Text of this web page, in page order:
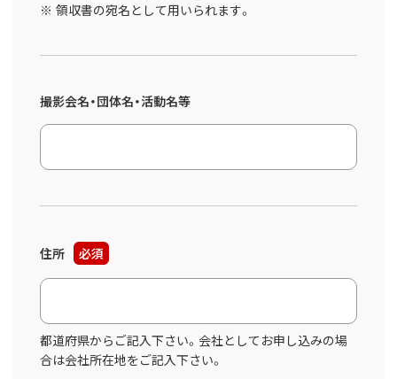
領収書の宛名として用いられます。
撮影会名・団体名・活動名等
住所 必須
都道府県からご記入下さい。会社としてお申し込みの場
合は会社所在地をご記入下さい。